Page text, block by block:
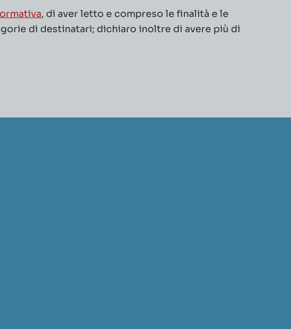
, di aver letto e compreso le finalità e le
di destinatari; dichiaro inoltre di avere più di